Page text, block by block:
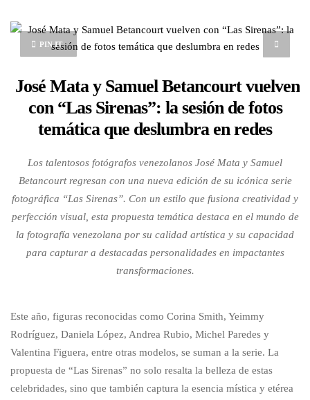
PIN IT
José Mata y Samuel Betancourt vuelven
con “Las Sirenas”: la sesión de fotos
temática que deslumbra en redes
Los talentosos fotógrafos venezolanos José Mata y Samuel
Betancourt regresan con una nueva edición de su icónica serie
fotográfica “Las Sirenas”. Con un estilo que fusiona creatividad y
perfección visual, esta propuesta temática destaca en el mundo de
la fotografía venezolana por su calidad artística y su capacidad
para capturar a destacadas personalidades en impactantes
transformaciones.
Este año, figuras reconocidas como Corina Smith, Yeimmy
Rodríguez, Daniela López, Andrea Rubio, Michel Paredes y
Valentina Figuera, entre otras modelos, se suman a la serie. La
propuesta de “Las Sirenas” no solo resalta la belleza de estas
celebridades, sino que también captura la esencia mística y etérea